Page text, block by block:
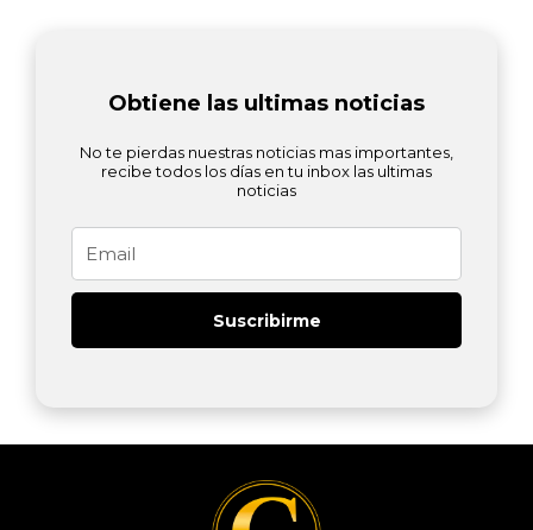
Obtiene las ultimas noticias
No te pierdas nuestras noticias mas importantes,
recibe todos los días en tu inbox las ultimas
noticias
Suscribirme